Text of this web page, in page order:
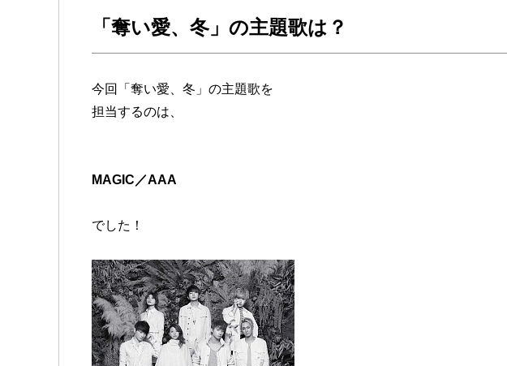
「奪い愛、冬」の主題歌は？
今回「奪い愛、冬」の主題歌を
担当するのは、
MAGIC／AAA
でした！